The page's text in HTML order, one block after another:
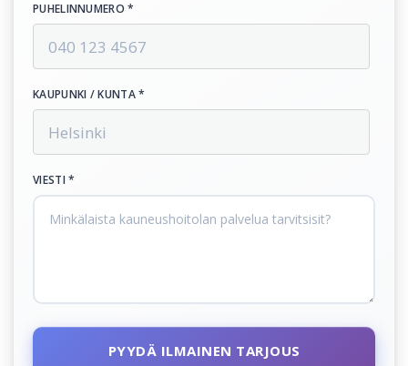
PUHELINNUMERO *
KAUPUNKI / KUNTA *
VIESTI *
PYYDÄ ILMAINEN TARJOUS